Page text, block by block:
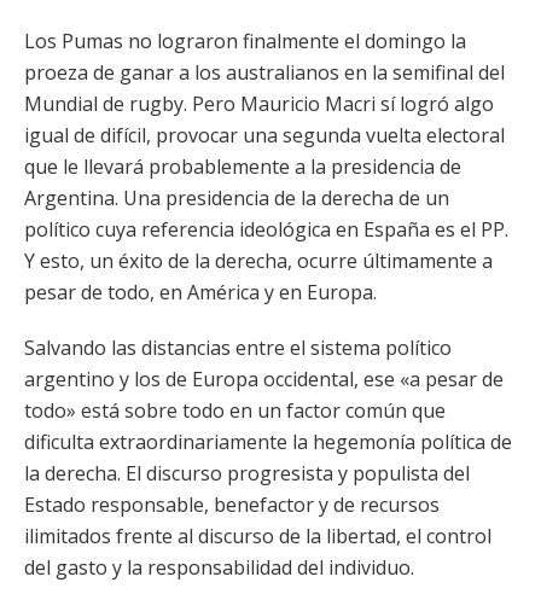
Los Pumas no lograron finalmente el domingo la
proeza de ganar a los australianos en la semifinal del
Mundial de rugby. Pero Mauricio Macri sí logró algo
igual de difícil, provocar una segunda vuelta electoral
que le llevará probablemente a la presidencia de
Argentina. Una presidencia de la derecha de un
político cuya referencia ideológica en España es el PP.
Y esto, un éxito de la derecha, ocurre últimamente a
pesar de todo, en América y en Europa.
Salvando las distancias entre el sistema político
argentino y los de Europa occidental, ese «a pesar de
todo» está sobre todo en un factor común que
dificulta extraordinariamente la hegemonía política de
la derecha. El discurso progresista y populista del
Estado responsable, benefactor y de recursos
ilimitados frente al discurso de la libertad, el control
del gasto y la responsabilidad del individuo.